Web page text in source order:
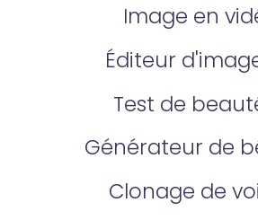
Image en
Éditeur
Test de
Générateur de
Clonage de